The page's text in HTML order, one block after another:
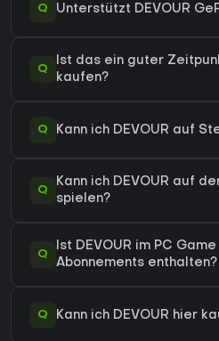
Q Unterstützt DEVOUR
Q
Ist das ein guter
kaufen?
Q Kann ich DEVOUR auf
Q
Kann ich DEVOUR auf
spielen?
Q
Ist DEVOUR im PC
Abonnements enthalten?
Q Kann ich DEVOUR hier